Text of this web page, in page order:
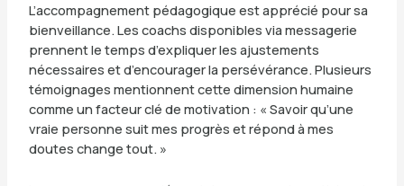
L’accompagnement pédagogique est apprécié pour sa
bienveillance. Les coachs disponibles via messagerie
prennent le temps d’expliquer les ajustements
nécessaires et d’encourager la persévérance. Plusieurs
témoignages mentionnent cette dimension humaine
comme un facteur clé de motivation : « Savoir qu’une
vraie personne suit mes progrès et répond à mes
doutes change tout. »